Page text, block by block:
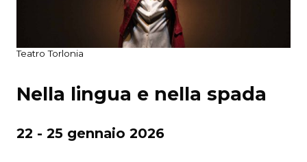
Teatro Torlonia
Nella lingua e nella spada
22 - 25 gennaio 2026